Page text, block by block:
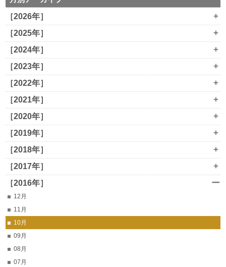
［2026年］
+
［2025年］ +
［2024年］ +
［2023年］ +
［2022年］ +
［2021年］ +
［2020年］ +
［2019年］ +
［2018年］ +
［2017年］ +
［2016年］ ー
12月
11月
10月
09月
08月
07月